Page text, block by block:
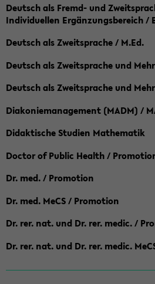
Deutsch als Fremd- und
Individuellen Ergänzungsbereich /
Deutsch als Zweitsprache / M.Ed.
Deutsch als Zweitsprache und
Deutsch als Zweitsprache und
Diakoniemanagement (MADM) /
Didaktische Studien Mathematik
Doctor of Public Health /
Dr. med. / Promotion
Dr. med. MeCS / Promotion
Dr. rer. nat. und Dr. rer. medic. /
Dr. rer. nat. und Dr. rer. medic.